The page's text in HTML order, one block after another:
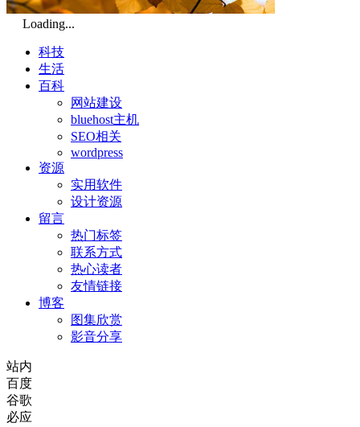
Loading...
科技
生活
百科
网站建设
bluehost主机
SEO相关
wordpress
资源
实用软件
设计资源
留言
热门标签
联系方式
热心读者
友情链接
博客
图集欣赏
影音分享
站内
百度
谷歌
必应